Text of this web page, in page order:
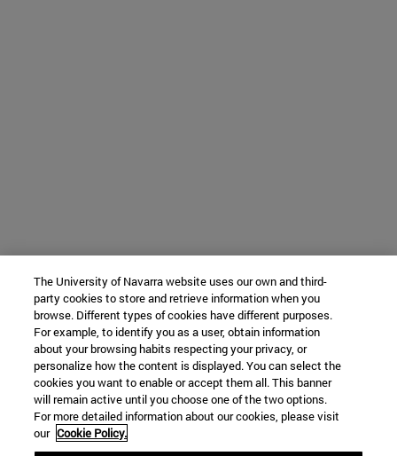
The University of Navarra website uses our own and third-
party cookies to store and retrieve information when you
browse. Different types of cookies have different purposes.
For example, to identify you as a user, obtain information
about your browsing habits respecting your privacy, or
personalize how the content is displayed. You can select the
cookies you want to enable or accept them all. This banner
will remain active until you choose one of the two options.
For more detailed information about our cookies, please visit
our Cookie Policy.